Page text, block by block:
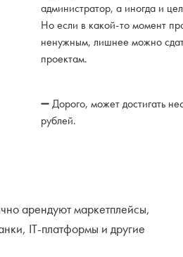
администратор, а иногда и
Но если в какой-то момент
ненужным, лишнее можно
проектам.
➖ Дорого, может достигать
рублей.
арендуют маркетплейсы,
IT-платформы и другие